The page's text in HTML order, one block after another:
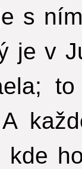
s
je v
A
kde